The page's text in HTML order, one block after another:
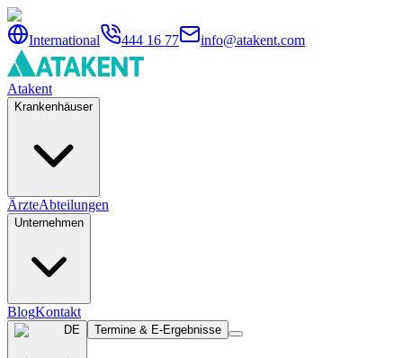
International 444 16 77 info@atakent.com
Atakent
Krankenhäuser
ÄrzteAbteilungen
Unternehmen
BlogKontakt
DE Termine & E-Ergebnisse